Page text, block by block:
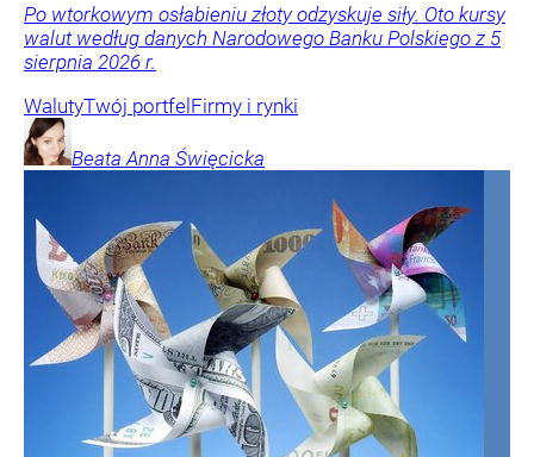
Po wtorkowym osłabieniu złoty odzyskuje siły. Oto kursy
walut według danych Narodowego Banku Polskiego z 5
sierpnia 2026 r.
WalutyTwój portfelFirmy i rynki
Beata Anna Święcicka